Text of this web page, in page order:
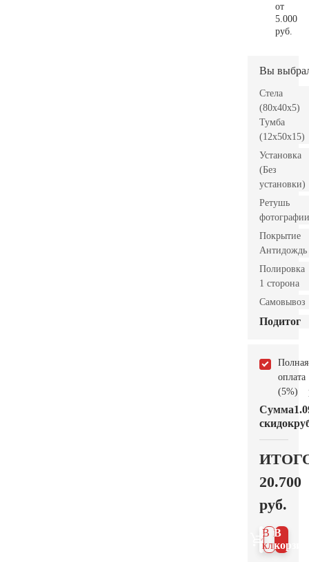
от
5.000
руб.
Вы
Стела
(80x40x5)
Тумба
(12x50x15)
Установка
(Без
установки)
Ретушь
фотографии
Покрытие
Антидождь
Полировка
1 сторона
Самовывоз
Подитог
Полная
оплата
(5%)
Сумма
скидок
20.700
руб.
В
В 1
клик